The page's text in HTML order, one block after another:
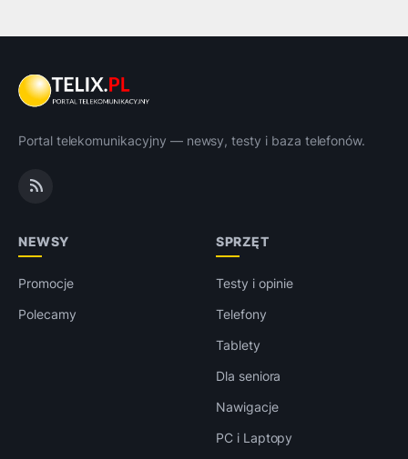
Portal telekomunikacyjny — newsy, testy i baza telefonów.
NEWSY
Promocje
Polecamy
SPRZĘT
Testy i opinie
Telefony
Tablety
Dla seniora
Nawigacje
PC i Laptopy